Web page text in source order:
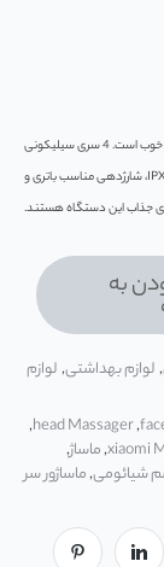
ماساژور سر Techlove مدل TL2005 یک دستگاه جمع‌وجور با کارایی بسیار خوب است. 4 سری سیلیکونی
در این ماساژور قابلیت چرخش دارند و 3 حالت ماساژ مختلف، گواهینامه IPX7، شارژدهی مناسب باتری و
جذاب این دستگاه هستند.
به
,لوازم بهداشتی,لوازم
,
head Massager
,
xiaomi
,ماساژ,
شیائومی,ماساژور سر